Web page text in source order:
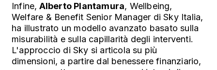
Infine, Alberto Plantamura, Wellbeing,
Welfare & Benefit Senior Manager di Sky Italia,
ha illustrato un modello avanzato basato sulla
misurabilità e sulla capillarità degli interventi.
L'approccio di Sky si articola su più
dimensioni, a partire dal benessere finanziario,